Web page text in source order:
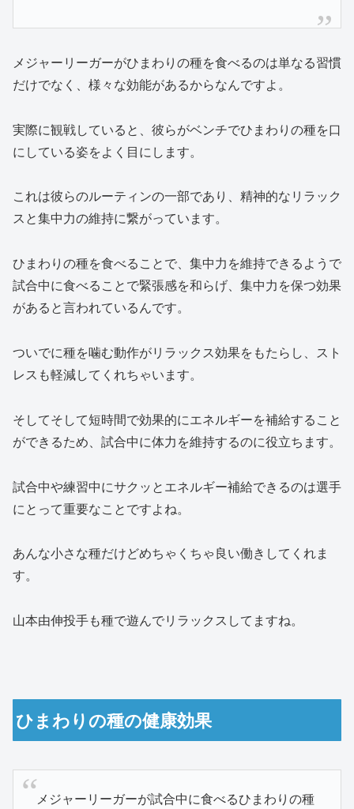
メジャーリーガーがひまわりの種を食べるのは単なる習慣
だけでなく、様々な効能があるからなんですよ。
実際に観戦していると、彼らがベンチでひまわりの種を口
にしている姿をよく目にします。
これは彼らのルーティンの一部であり、精神的なリラック
スと集中力の維持に繋がっています。
ひまわりの種を食べることで、集中力を維持できるようで
試合中に食べることで緊張感を和らげ、集中力を保つ効果
があると言われているんです。
ついでに種を噛む動作がリラックス効果をもたらし、スト
レスも軽減してくれちゃいます。
そしてそして短時間で効果的にエネルギーを補給すること
ができるため、試合中に体力を維持するのに役立ちます。
試合中や練習中にサクッとエネルギー補給できるのは選手
にとって重要なことですよね。
あんな小さな種だけどめちゃくちゃ良い働きしてくれま
す。
山本由伸投手も種で遊んでリラックスしてますね。
ひまわりの種の健康効果
メジャーリーガーが試合中に食べるひまわりの種